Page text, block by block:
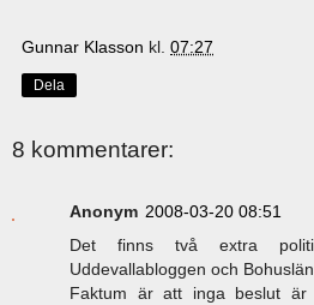
Gunnar Klasson kl. 07:27
Dela
8 kommentarer:
Anonym 2008-03-20 08:51
Det finns två extra
Uddevallabloggen och
Faktum är att inga beslut är